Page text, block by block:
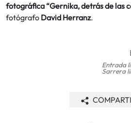
fotográfica “Gernika, detrás de las
fotógrafo David Herranz.
Entrada
Sarrera